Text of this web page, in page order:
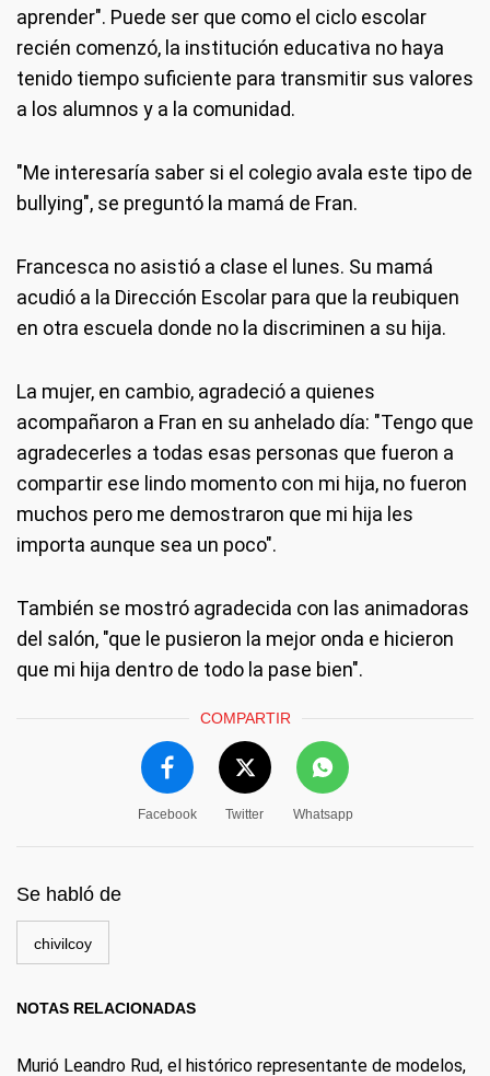
aprender". Puede ser que como el ciclo escolar
recién comenzó, la institución educativa no haya
tenido tiempo suficiente para transmitir sus valores
a los alumnos y a la comunidad.
"Me interesaría saber si el colegio avala este tipo de
bullying", se preguntó la mamá de Fran.
Francesca no asistió a clase el lunes. Su mamá
acudió a la Dirección Escolar para que la reubiquen
en otra escuela donde no la discriminen a su hija.
La mujer, en cambio, agradeció a quienes
acompañaron a Fran en su anhelado día: "Tengo que
agradecerles a todas esas personas que fueron a
compartir ese lindo momento con mi hija, no fueron
muchos pero me demostraron que mi hija les
importa aunque sea un poco".
También se mostró agradecida con las animadoras
del salón, "que le pusieron la mejor onda e hicieron
que mi hija dentro de todo la pase bien".
COMPARTIR
Facebook Twitter Whatsapp
Se habló de
chivilcoy
NOTAS RELACIONADAS
Murió Leandro Rud, el histórico representante de modelos,